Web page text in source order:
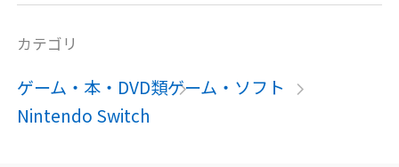
カテゴリ
ゲーム・本・DVD類ゲーム・ソフト
Nintendo Switch